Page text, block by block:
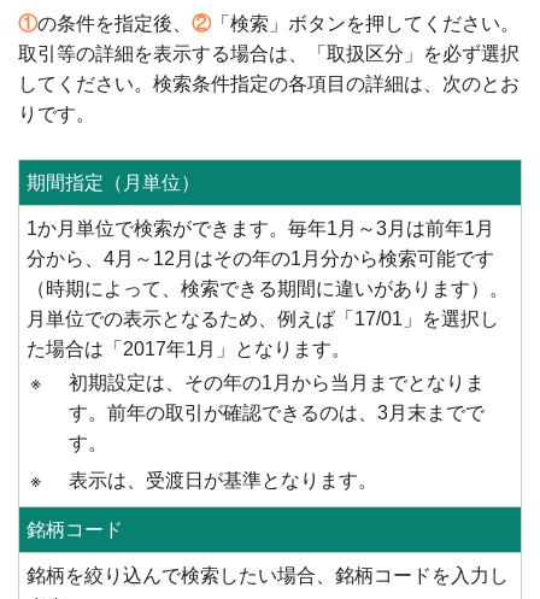
①の条件を指定後、 ②「検索」ボタンを押してください。
取引等の詳細を表示する場合は、「取扱区分」を必ず選択
してください。検索条件指定の各項目の詳細は、次のとお
りです。
期間指定（月単位）
1か月単位で検索ができます。毎年1月～3月は前年1月
分から、4月～12月はその年の1月分から検索可能です
（時期によって、検索できる期間に違いがあります）。
月単位での表示となるため、例えば「17/01」を選択し
た場合は「2017年1月」となります。
※
初期設定は、その年の1月から当月までとなりま
す。前年の取引が確認できるのは、3月末までで
す。
※
表示は、受渡日が基準となります。
銘柄コード
銘柄を絞り込んで検索したい場合、銘柄コードを入力し